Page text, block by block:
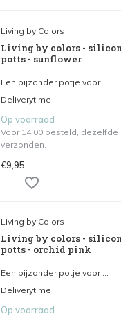
Living by Colors
Living by colors -
potts - sunflower
Een bijzonder potje voor ...
Deliverytime
Op voorraad
Voor 14.00 besteld, dezelfde
verzonden.
€9,95
Living by Colors
Living by colors -
potts - orchid pink
Een bijzonder potje voor ...
Deliverytime
Op voorraad